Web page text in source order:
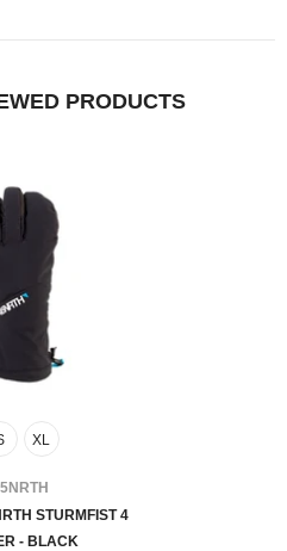
PRODUCTS
XL
STURMFIST 4
- BLACK